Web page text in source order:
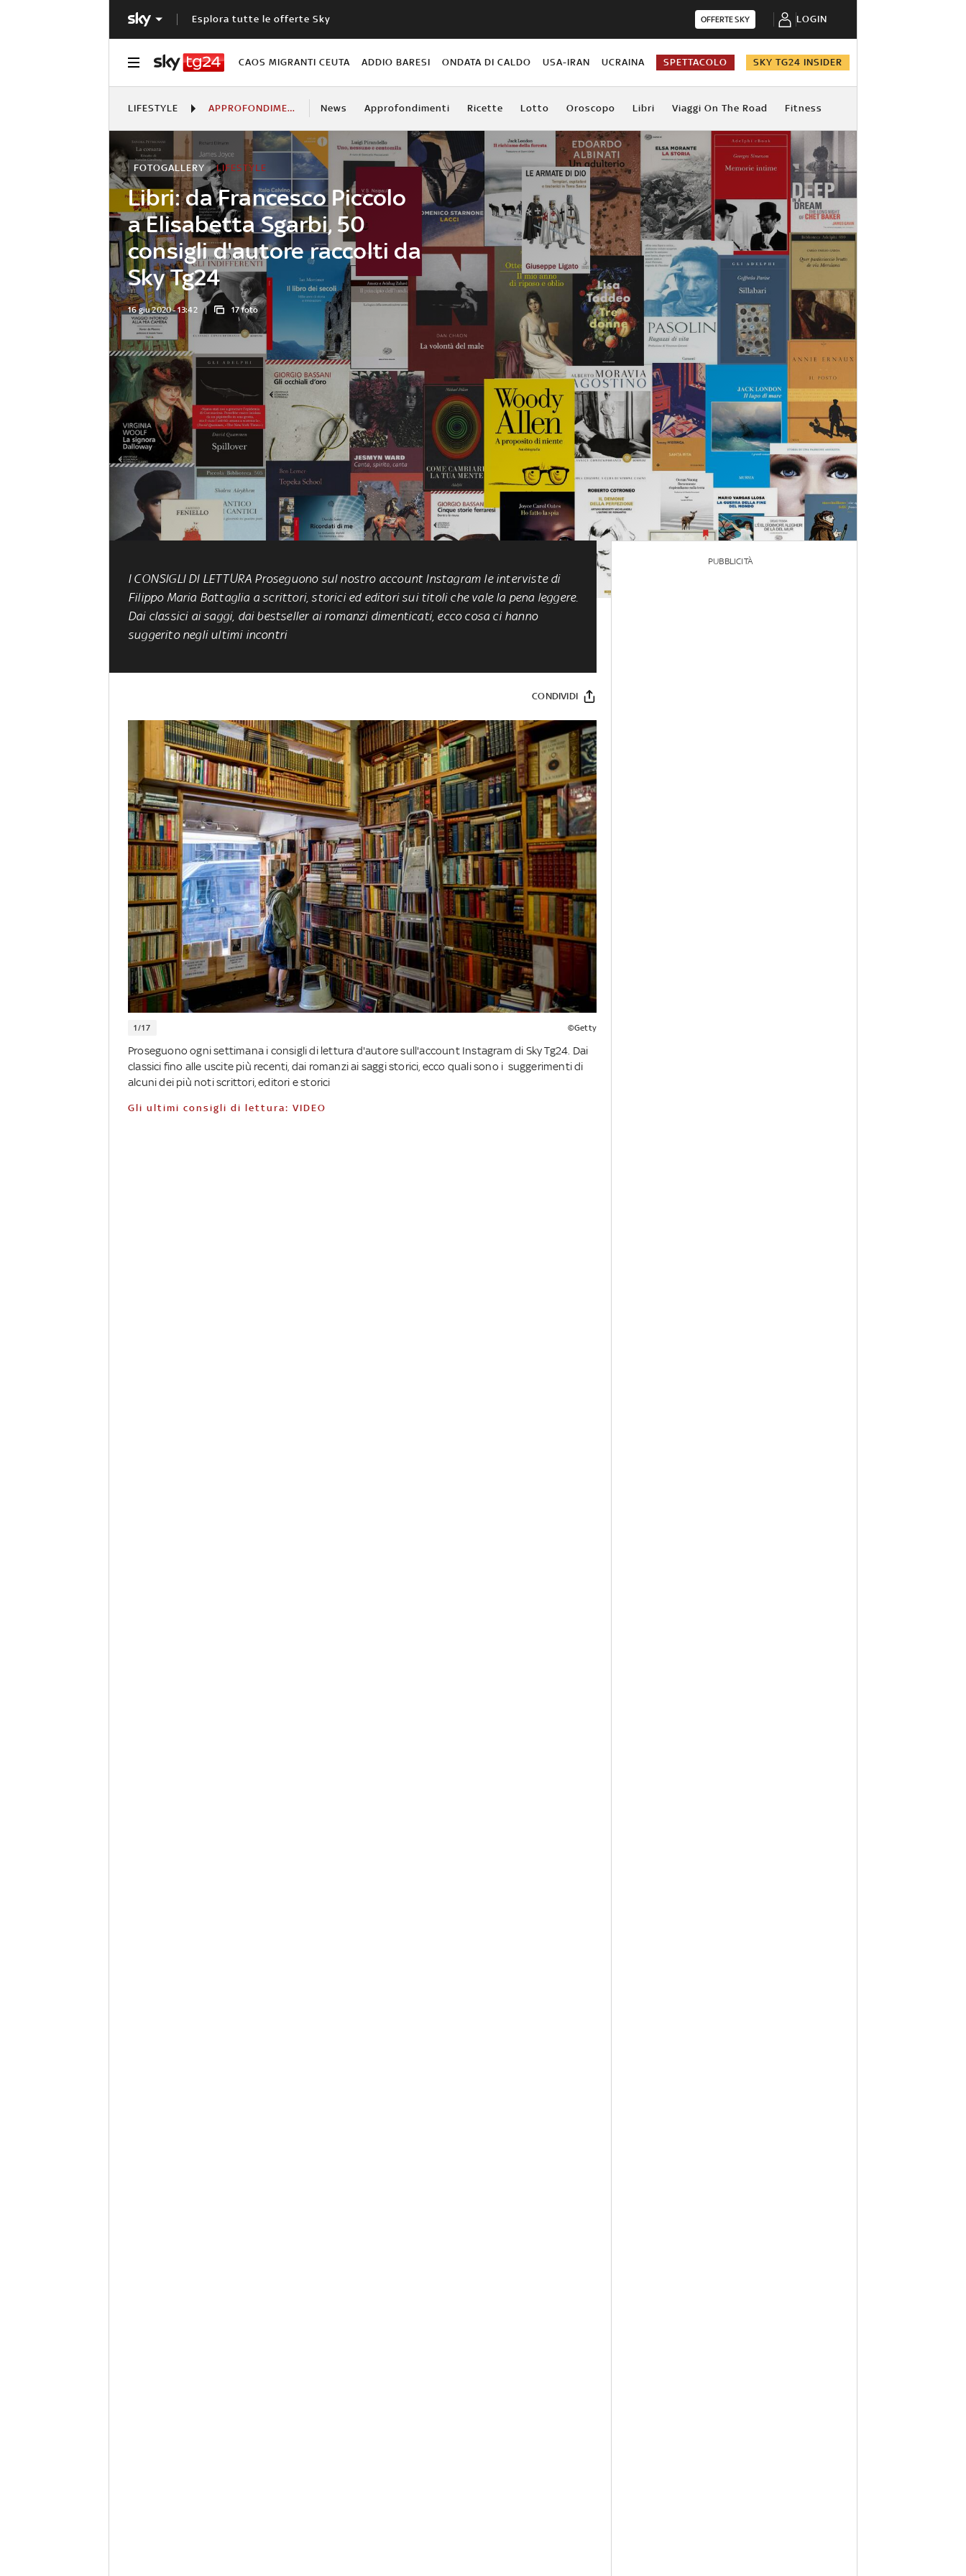
Esplora tutte le offerte Sky OFFERTE SKY LOGIN
CAOS MIGRANTI CEUTA ADDIO BARESI ONDATA DI CALDO USA-IRAN UCRAINA SPETTACOLO SKY TG24 INSIDER
LIFESTYLE APPROFONDIMENTI News Approfondimenti Ricette Lotto Oroscopo Libri Viaggi On The Road Fitness
Libri: da Francesco Piccolo
a Elisabetta Sgarbi, 50
consigli d'autore raccolti da
Sky Tg24
LIFESTYLE
FOTOGALLERY
16 giu 2020 - 13:42 17 foto
I CONSIGLI DI LETTURA Proseguono sul nostro account Instagram le interviste di
Filippo Maria Battaglia a scrittori, storici ed editori sui titoli che vale la pena leggere.
Dai classici ai saggi, dai bestseller ai romanzi dimenticati, ecco cosa ci hanno
suggerito negli ultimi incontri
CONDIVIDI
1/17 ©Getty
Proseguono ogni settimana i consigli di lettura d'autore sull'account Instagram di Sky Tg24. Dai
classici fino alle uscite più recenti, dai romanzi ai saggi storici, ecco quali sono i suggerimenti di
alcuni dei più noti scrittori, editori e storici
Gli ultimi consigli di lettura: VIDEO
PUBBLICITÀ